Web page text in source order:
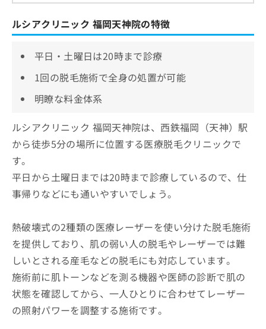
ルシアクリニック 福岡天神院の特徴
平日・土曜日は20時まで診療
1回の脱毛施術で全身の処置が可能
明瞭な料金体系
ルシアクリニック 福岡天神院は、西鉄福岡（天神）駅
から徒歩5分の場所に位置する医療脱毛クリニックで
す。
平日から土曜日までは20時まで診療しているので、仕
事帰りなどにも通いやすいでしょう。
熱破壊式の2種類の医療レーザーを使い分けた脱毛施術
を提供しており、肌の弱い人の脱毛やレーザーでは難
しいとされる産毛などの脱毛にも対応しています。
施術前に肌トーンなどを測る機器や医師の診断で肌の
状態を確認してから、一人ひとりに合わせてレーザー
の照射パワーを調整する施術です。